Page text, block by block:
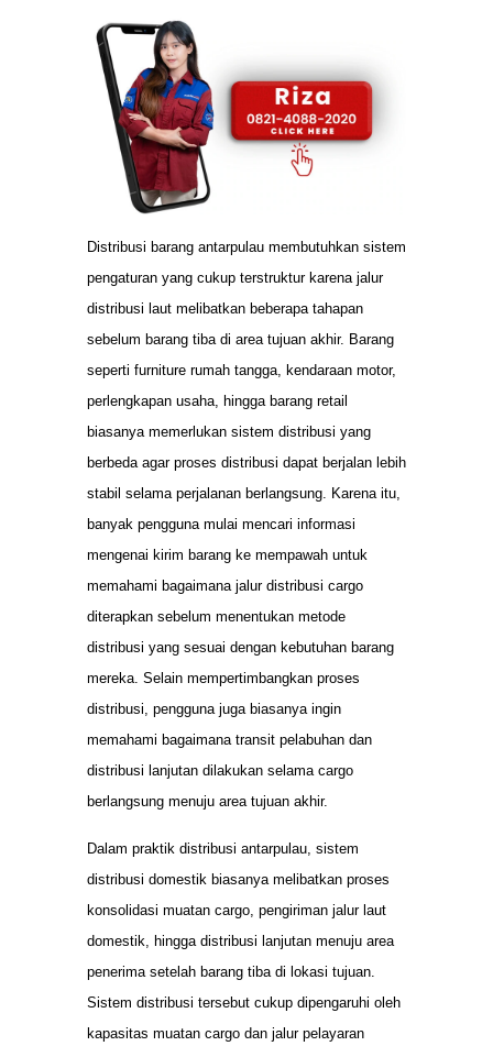
Distribusi barang antarpulau membutuhkan sistem
pengaturan yang cukup terstruktur karena jalur
distribusi laut melibatkan beberapa tahapan
sebelum barang tiba di area tujuan akhir. Barang
seperti furniture rumah tangga, kendaraan motor,
perlengkapan usaha, hingga barang retail
biasanya memerlukan sistem distribusi yang
berbeda agar proses distribusi dapat berjalan lebih
stabil selama perjalanan berlangsung. Karena itu,
banyak pengguna mulai mencari informasi
mengenai kirim barang ke mempawah untuk
memahami bagaimana jalur distribusi cargo
diterapkan sebelum menentukan metode
distribusi yang sesuai dengan kebutuhan barang
mereka. Selain mempertimbangkan proses
distribusi, pengguna juga biasanya ingin
memahami bagaimana transit pelabuhan dan
distribusi lanjutan dilakukan selama cargo
berlangsung menuju area tujuan akhir.
Dalam praktik distribusi antarpulau, sistem
distribusi domestik biasanya melibatkan proses
konsolidasi muatan cargo, pengiriman jalur laut
domestik, hingga distribusi lanjutan menuju area
penerima setelah barang tiba di lokasi tujuan.
Sistem distribusi tersebut cukup dipengaruhi oleh
kapasitas muatan cargo dan jalur pelayaran